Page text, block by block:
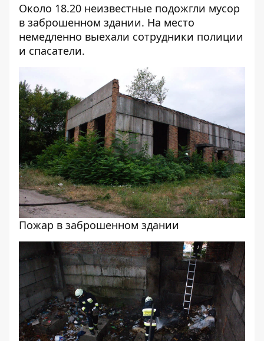
Около 18.20 неизвестные подожгли мусор
в заброшенном здании. На место
немедленно выехали сотрудники полиции
и спасатели.
Пожар в заброшенном здании